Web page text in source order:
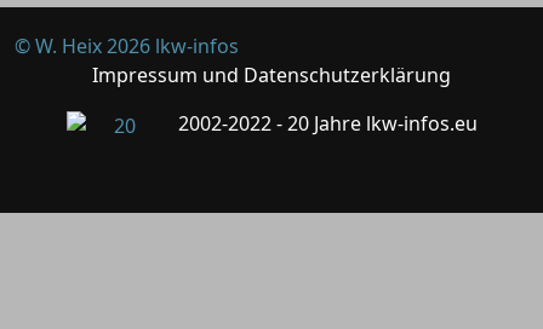
© W. Heix 2026 lkw-infos
Impressum und Datenschutzerklärung
2002-2022 - 20 Jahre lkw-infos.eu